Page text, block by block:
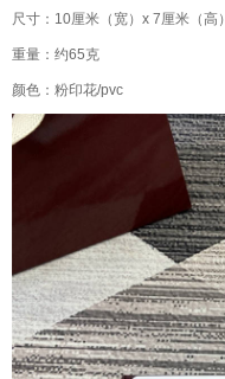
尺寸：10厘米（宽）x 7厘米（高）
重量：约65克
颜色：粉印花/pvc